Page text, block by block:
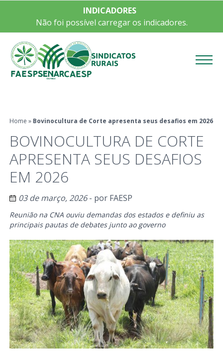
INDICADORES
Não foi possível carregar os indicadores.
Home » Bovinocultura de Corte apresenta seus desafios em 2026
BOVINOCULTURA DE CORTE
APRESENTA SEUS DESAFIOS
EM 2026
03 de março, 2026- por FAESP
Reunião na CNA ouviu demandas dos estados e definiu as
principais pautas de debates junto ao governo